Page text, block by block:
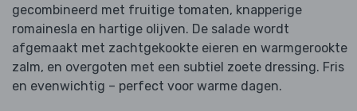
gecombineerd met fruitige tomaten, knapperige
romainesla en hartige olijven. De salade wordt
afgemaakt met zachtgekookte eieren en warmgerookte
zalm, en overgoten met een subtiel zoete dressing. Fris
en evenwichtig – perfect voor warme dagen.